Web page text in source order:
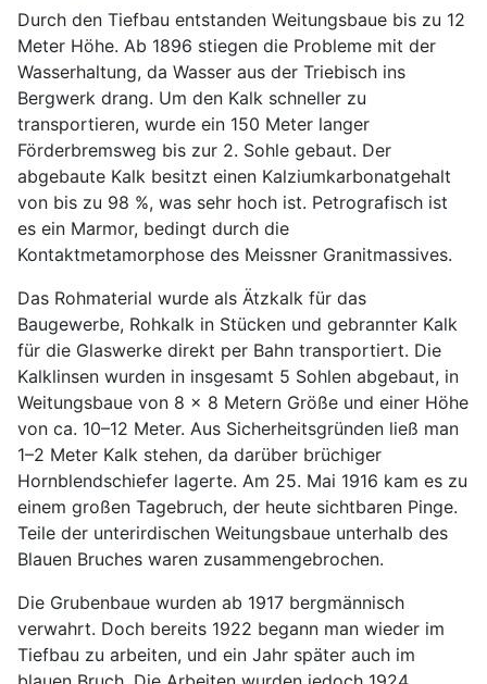
Durch den Tiefbau entstanden Weitungsbaue bis zu 12
Meter Höhe. Ab 1896 stiegen die Probleme mit der
Wasserhaltung, da Wasser aus der Triebisch ins
Bergwerk drang. Um den Kalk schneller zu
transportieren, wurde ein 150 Meter langer
Förderbremsweg bis zur 2. Sohle gebaut. Der
abgebaute Kalk besitzt einen Kalziumkarbonatgehalt
von bis zu 98 %, was sehr hoch ist. Petrografisch ist
es ein Marmor, bedingt durch die
Kontaktmetamorphose des Meissner Granitmassives.
Das Rohmaterial wurde als Ätzkalk für das
Baugewerbe, Rohkalk in Stücken und gebrannter Kalk
für die Glaswerke direkt per Bahn transportiert. Die
Kalklinsen wurden in insgesamt 5 Sohlen abgebaut, in
Weitungsbaue von 8 x 8 Metern Größe und einer Höhe
von ca. 10–12 Meter. Aus Sicherheitsgründen ließ man
1–2 Meter Kalk stehen, da darüber brüchiger
Hornblendschiefer lagerte. Am 25. Mai 1916 kam es zu
einem großen Tagebruch, der heute sichtbaren Pinge.
Teile der unterirdischen Weitungsbaue unterhalb des
Blauen Bruches waren zusammengebrochen.
Die Grubenbaue wurden ab 1917 bergmännisch
verwahrt. Doch bereits 1922 begann man wieder im
Tiefbau zu arbeiten, und ein Jahr später auch im